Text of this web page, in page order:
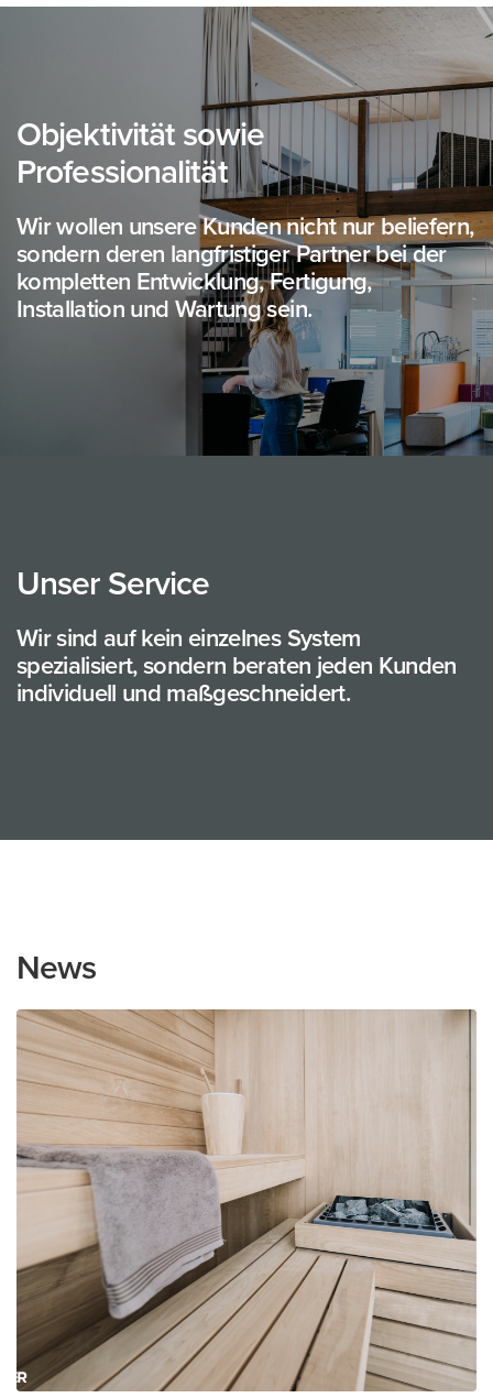
Objektivität sowie
Professionalität
Wir wollen unsere Kunden nicht nur beliefern,
sondern deren langfristiger Partner bei der
kompletten Entwicklung, Fertigung,
Installation und Wartung sein.
Unser Service
Wir sind auf kein einzelnes System
spezialisiert, sondern beraten jeden Kunden
individuell und maßgeschneidert.
News